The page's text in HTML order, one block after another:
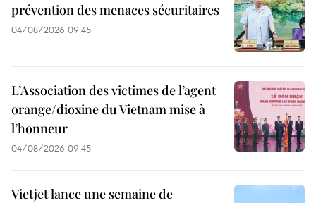
prévention des menaces sécuritaires
04/08/2026 09:45
L’Association des victimes de l’agent
orange/dioxine du Vietnam mise à
l’honneur
04/08/2026 09:45
Vietjet lance une semaine de